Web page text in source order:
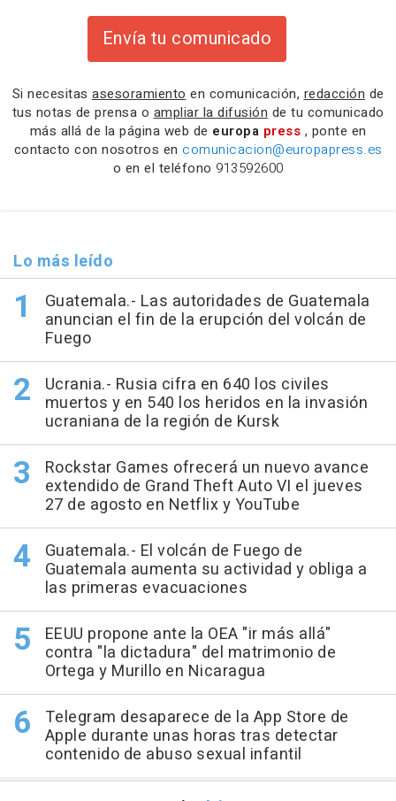
Envía tu comunicado
Si necesitas asesoramiento en comunicación, redacción de
tus notas de prensa o ampliar la difusión de tu comunicado
más allá de la página web de europa press , ponte en
contacto con nosotros en comunicacion@europapress.es
o en el teléfono 913592600
Lo más leído
Guatemala.- Las autoridades de Guatemala
anuncian el fin de la erupción del volcán de
Fuego
Ucrania.- Rusia cifra en 640 los civiles
muertos y en 540 los heridos en la invasión
ucraniana de la región de Kursk
Rockstar Games ofrecerá un nuevo avance
extendido de Grand Theft Auto VI el jueves
27 de agosto en Netflix y YouTube
Guatemala.- El volcán de Fuego de
Guatemala aumenta su actividad y obliga a
las primeras evacuaciones
EEUU propone ante la OEA "ir más allá"
contra "la dictadura" del matrimonio de
Ortega y Murillo en Nicaragua
Telegram desaparece de la App Store de
Apple durante unas horas tras detectar
contenido de abuso sexual infantil